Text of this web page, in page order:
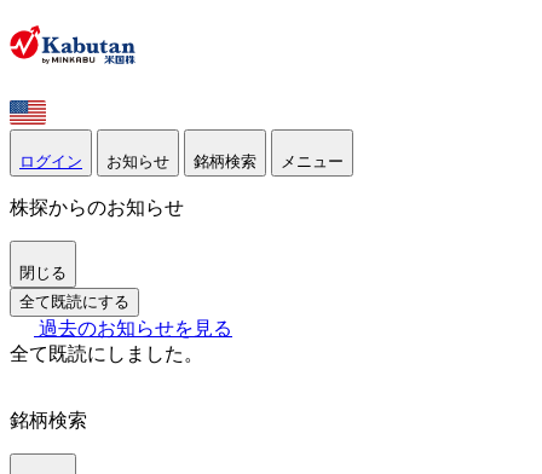
ログイン お知らせ 銘柄検索 メニュー
株探からのお知らせ
閉じる
全て既読にする
過去のお知らせを見る
全て既読にしました。
銘柄検索